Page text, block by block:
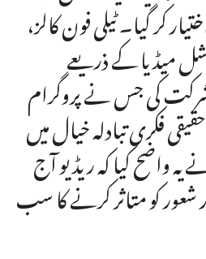
کر گیا۔ ٹیلی فون کالز،
میڈیا کے ذریعے
کی جس نے پروگرام
فکری تبادلہ خیال میں
واضح کیا کہ ریڈیو آج
کو متاثر کرنے کا سب